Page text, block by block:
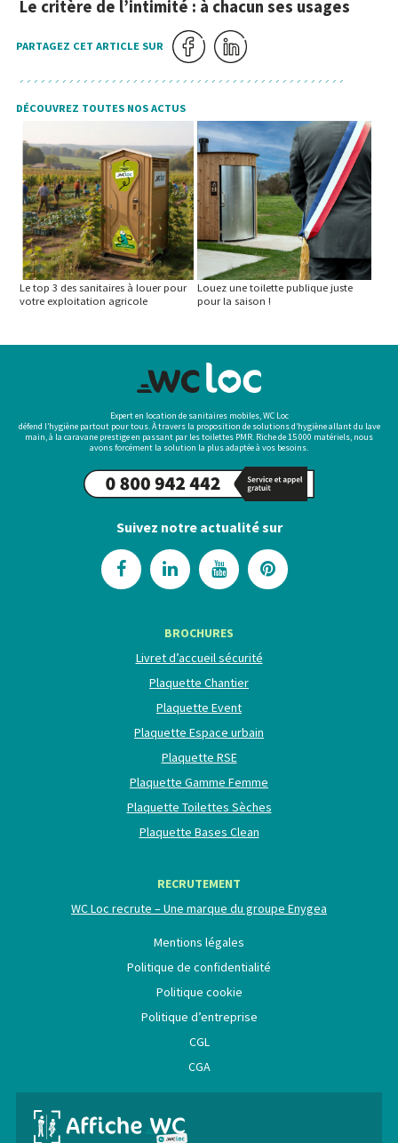
Le critère de l’intimité : à chacun ses usages
PARTAGEZ CET ARTICLE SUR
DÉCOUVREZ TOUTES NOS ACTUS
Le top 3 des sanitaires à louer pour
votre exploitation agricole
Louez une toilette publique juste
pour la saison !
Expert en location de sanitaires mobiles, WC Loc
défend l’hygiène partout pour tous. À travers la proposition de solutions d’hygiène allant du lave
main, à la caravane prestige en passant par les toilettes PMR. Riche de 15 000 matériels, nous
avons forcément la solution la plus adaptée à vos besoins.
Suivez notre actualité sur
BROCHURES
Livret d’accueil sécurité
Plaquette Chantier
Plaquette Event
Plaquette Espace urbain
Plaquette RSE
Plaquette Gamme Femme
Plaquette Toilettes Sèches
Plaquette Bases Clean
RECRUTEMENT
WC Loc recrute – Une marque du groupe Enygea
Mentions légales
Politique de confidentialité
Politique cookie
Politique d’entreprise
CGL
CGA